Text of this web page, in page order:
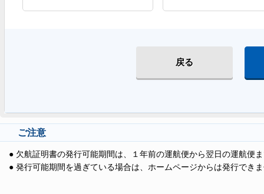
戻る
ご注意
● 欠航証明書の発行可能期間は、１年前の運航便から翌日の運航便
● 発行可能期間を過ぎている場合は、ホームページからは発行でき